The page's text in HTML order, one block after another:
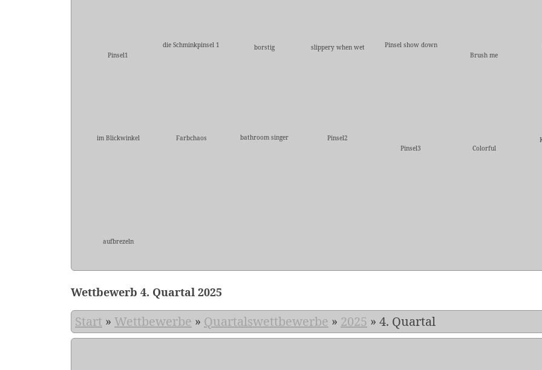
Pinsel1
die Schminkpinsel 1 borstig slippery when wet
Pinsel show down
Brush me
im Blickwinkel Farbchaos bathroom singer
Pinsel2
Pinsel3
Colorful
aufbrezeln
Wettbewerb 4. Quartal 2025
Start » Wettbewerbe » Quartalswettbewerbe » 2025 » 4. Quartal